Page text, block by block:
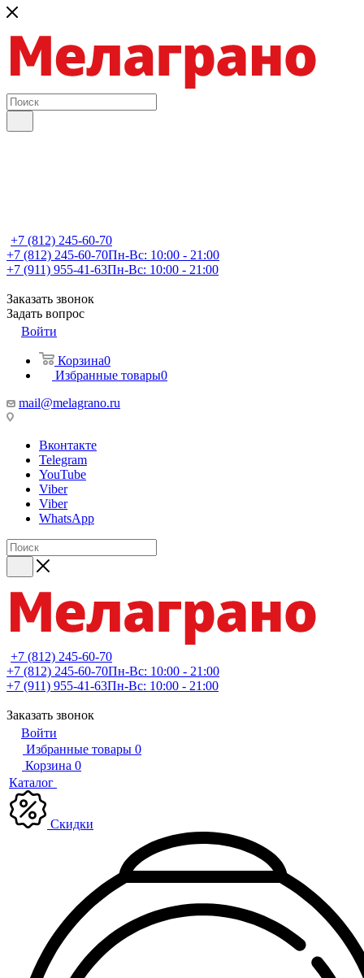
+7 (812) 245-60-70
+7 (812) 245-60-70Пн-Вс: 10:00 - 21:00
+7 (911) 955-41-63Пн-Вс: 10:00 - 21:00
Заказать звонок
Задать вопрос
Войти
Корзина0
Избранные товары0
mail@melagrano.ru
Вконтакте
Telegram
YouTube
Viber
Viber
WhatsApp
+7 (812) 245-60-70
+7 (812) 245-60-70Пн-Вс: 10:00 - 21:00
+7 (911) 955-41-63Пн-Вс: 10:00 - 21:00
Заказать звонок
Войти
Избранные товары 0
Корзина 0
Каталог
Скидки